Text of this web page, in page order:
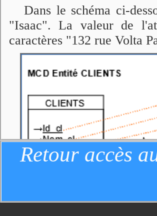
Dans le schéma ci-
"Isaac". La valeur de
caractères "132 rue Volta
Retour accès